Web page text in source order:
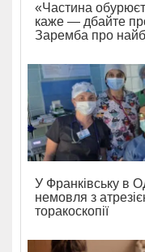
«Частина
каже — дбайте
Заремба про
У Франківську в
немовля з
торакоскопії